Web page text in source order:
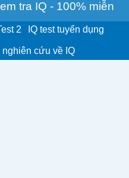
tra IQ - 100% miễn
2
IQ test tuyển dụng
nghiên cứu về IQ